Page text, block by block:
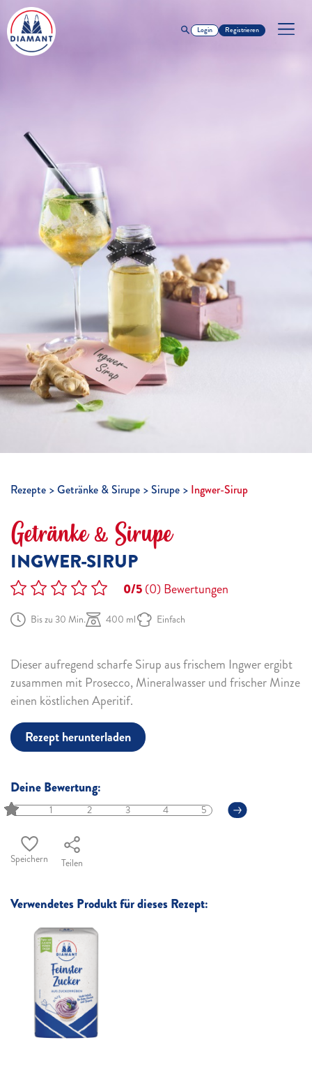
Login Registrieren
Rezepte Getränke & Sirupe Sirupe Ingwer-Sirup
Getränke & Sirupe
INGWER-SIRUP
0/5(0)Bewertungen
Bis zu 30 Min. 400 ml Einfach
Dieser aufregend scharfe Sirup aus frischem Ingwer ergibt
zusammen mit Prosecco, Mineralwasser und frischer Minze
einen köstlichen Aperitif.
Rezept herunterladen
Deine Bewertung:
1 2 3 4 5
Speichern Teilen
Verwendetes Produkt für dieses Rezept: